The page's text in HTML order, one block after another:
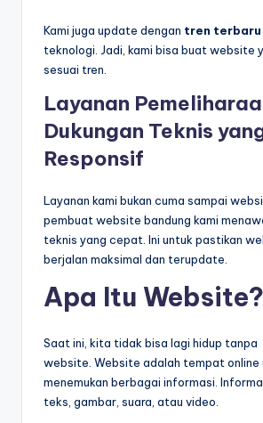
Kami juga update dengan tren terbaru
teknologi. Jadi, kami bisa buat website
sesuai tren.
Layanan
Dukungan Teknis
Responsif
Layanan kami bukan cuma sampai
pembuat website bandung kami
teknis yang cepat. Ini untuk pastikan
berjalan maksimal dan terupdate.
Apa Itu Website?
Saat ini, kita tidak bisa lagi hidup tanpa
website. Website adalah tempat online
menemukan berbagai informasi.
teks, gambar, suara, atau video.